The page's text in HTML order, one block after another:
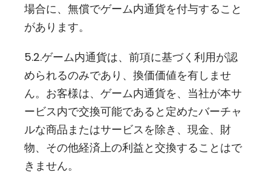
場合に、無償でゲーム内通貨を付与すること
があります。
5.2.ゲーム内通貨は、前項に基づく利用が認
められるのみであり、換価価値を有しませ
ん。お客様は、ゲーム内通貨を、当社が本サ
ービス内で交換可能であると定めたバーチャ
ルな商品またはサービスを除き、現金、財
物、その他経済上の利益と交換することはで
きません。